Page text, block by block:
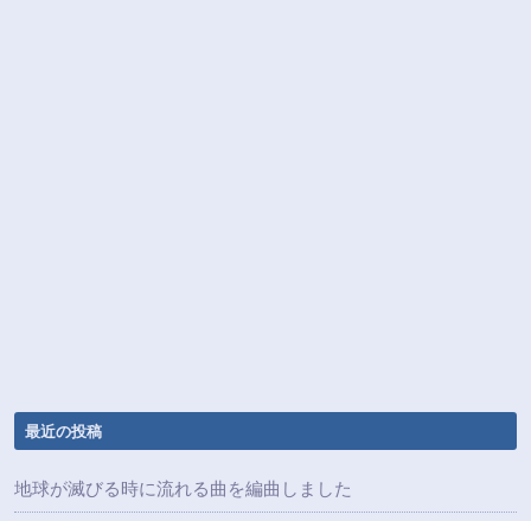
最近の投稿
地球が滅びる時に流れる曲を編曲しました